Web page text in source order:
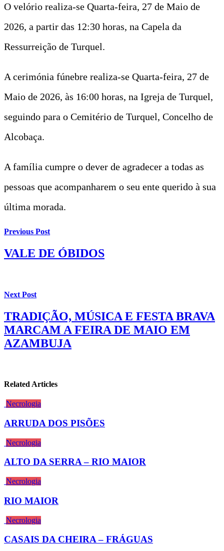
O velório realiza-se Quarta-feira, 27 de Maio de
2026, a partir das 12:30 horas, na Capela da
Ressurreição de Turquel.
A cerimónia fúnebre realiza-se Quarta-feira, 27 de
Maio de 2026, às 16:00 horas, na Igreja de Turquel,
seguindo para o Cemitério de Turquel, Concelho de
Alcobaça.
A família cumpre o dever de agradecer a todas as
pessoas que acompanharem o seu ente querido à sua
última morada.
Previous Post
VALE DE ÓBIDOS
Next Post
TRADIÇÃO, MÚSICA E FESTA BRAVA
MARCAM A FEIRA DE MAIO EM
AZAMBUJA
Related Articles
Necrologia
ARRUDA DOS PISÕES
Necrologia
ALTO DA SERRA – RIO MAIOR
Necrologia
RIO MAIOR
Necrologia
CASAIS DA CHEIRA – FRÁGUAS